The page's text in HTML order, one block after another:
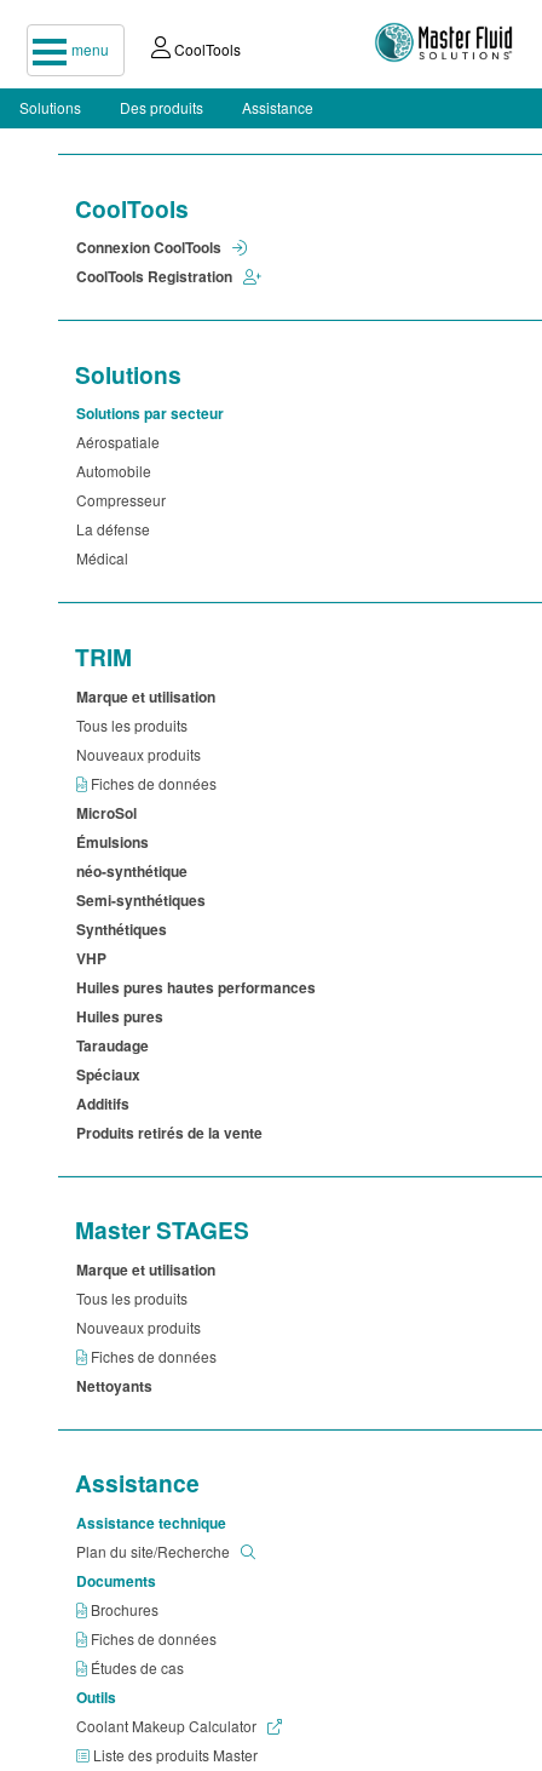
menu CoolTools
Solutions Des produits Assistance
CoolTools
Connexion CoolTools
CoolTools Registration
Solutions
Solutions par secteur
Aérospatiale
Automobile
Compresseur
La défense
Médical
TRIM
Marque et utilisation
Tous les produits
Nouveaux produits
Fiches de données
MicroSol
Émulsions
néo-synthétique
Semi-synthétiques
Synthétiques
VHP
Huiles pures hautes performances
Huiles pures
Taraudage
Spéciaux
Additifs
Produits retirés de la vente
Master STAGES
Marque et utilisation
Tous les produits
Nouveaux produits
Fiches de données
Nettoyants
Assistance
Assistance technique
Plan du site/Recherche
Documents
Brochures
Fiches de données
Études de cas
Outils
Coolant Makeup Calculator
Liste des produits Master